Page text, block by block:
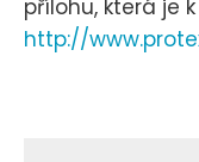
přílohu, která je
http://